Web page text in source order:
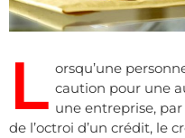
L orsqu’une
caution pour une
une entreprise,
de l’octroi d’un crédit, le